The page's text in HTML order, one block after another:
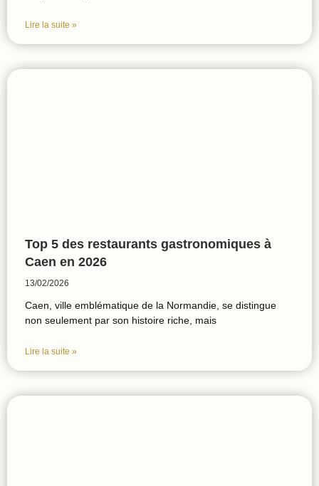
Lire la suite »
Top 5 des restaurants gastronomiques à
Caen en 2026
13/02/2026
Caen, ville emblématique de la Normandie, se distingue
non seulement par son histoire riche, mais
Lire la suite »